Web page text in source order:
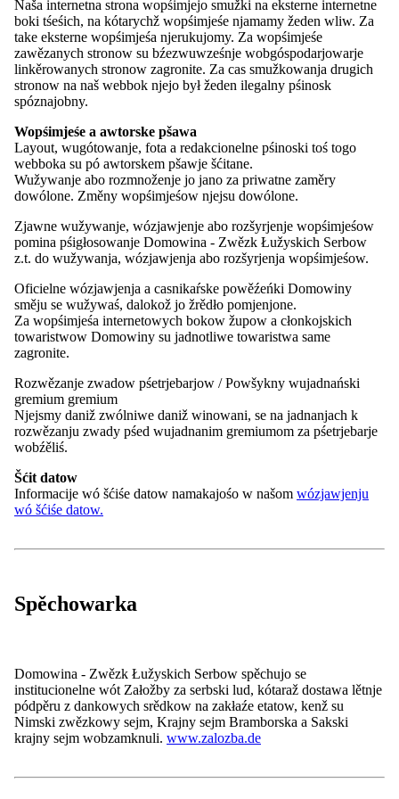
Delegowanja přez prezidij
02.-05.07.2026skupina čłonow Towarstwa Cyrila a Metoda
wobdźěli so na Europasionje w St. Margarethen w Awstriskej
Nowostki z Rěcnego centruma WITAJ
Čitanska sowa 2 – Obersorbisch | Biosfera 8 – Obersorbisch
Nowonakład »Serbsce lochko« app – Obersorbisch
Powěźenka ze župy Dolna Łužyca
Domowina - župa Dolna Łužyca jo zgromadnje z redakciju
"Nowego Casnika" wuběźowanje wó nejrědnjejšy majski bom
zarědowała. Jury jo se zmakała dnja 19.06.2026 w Serbskem domje
w Chóśebusu. Dogromady su se wobźělili 14 jsow. Wětšyna
pśinoskow jo se wótedała dwójorěcnje.
Dobydnuli su:
1. městno: Janšojce
2. městno: Turjej
3. městno: Kozle a Rogow
Zarědowanja
Casnikaŕstwo
Pśizjaw se
Spěchowarka:
Impresum
Bźezbariernosć
Naša internetna strona wopśimjejo smužki na eksterne internetne
boki tśeśich, na kótarychž wopśimjeśe njamamy žeden wliw. Za
take eksterne wopśimjeśa njerukujomy. Za wopśimjeśe
zawězanych stronow su bźezwuwześnje wobgóspodarjowarje
linkěrowanych stronow zagronite. Za cas smužkowanja drugich
stronow na naš webbok njejo był žeden ilegalny pśinosk
spóznajobny.
Wopśimjeśe a awtorske pšawa
Layout, wugótowanje, fota a redakcionelne pśinoski toś togo
webboka su pó awtorskem pšawje šćitane.
Wužywanje abo rozmnoženje jo jano za priwatne zaměry
dowólone. Změny wopśimjeśow njejsu dowólone.
Zjawne wužywanje, wózjawjenje abo rozšyrjenje wopśimjeśow
pomina pśigłosowanje Domowina - Zwězk Łužyskich Serbow
z.t. do wužywanja, wózjawjenja abo rozšyrjenja wopśimjeśow.
Oficielne wózjawjenja a casnikaŕske powěźeńki Domowiny
směju se wužywaś, dalokož jo žrědło pomjenjone.
Za wopśimjeśa internetowych bokow župow a cłonkojskich
towaristwow Domowiny su jadnotliwe towaristwa same
zagronite.
Rozwězanje zwadow pśetrjebarjow / Powšykny wujadnański
gremium gremium
Njejsmy daniž zwólniwe daniž winowani, se na jadnanjach k
rozwězanju zwady pśed wujadnanim gremiumom za pśetrjebarje
wobźěliś.
Šćit datow
Informacije wó šćiśe datow namakajośo w našom wózjawjenju
wó šćiśe datow.
Spěchowarka
Domowina - Zwězk Łužyskich Serbow spěchujo se
institucionelne wót Załožby za serbski lud, kótaraž dostawa lětnje
pódpěru z dankowych srědkow na zakłaźe etatow, kenž su
Nimski zwězkowy sejm, Krajny sejm Bramborska a Sakski
krajny sejm wobzamknuli. www.zalozba.de